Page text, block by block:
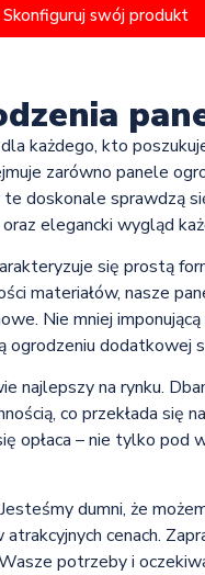
Skonfiguruj swój produkt
każdego, kto
zarówno panele
doskonale sprawdzą
elegancki wygląd
się prostą
materiałów, nasze
Nie mniej
ogrodzeniu dodatkowej
najlepszy na rynku.
co przekłada się
opłaca – nie tylko pod
dumni, że
cenach.
potrzeby i